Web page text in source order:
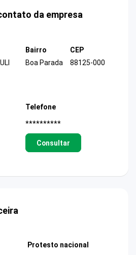
da empresa
Bairro
Boa Parada
CEP
88125-000
Telefone
**********
Consultar
Protesto nacional